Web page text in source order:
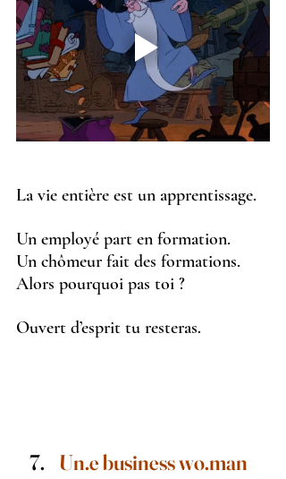
La vie entière est un apprentissage.
Un employé part en formation.
Un chômeur fait des formations.
Alors pourquoi pas toi ?
Ouvert d’esprit tu resteras.
Un.e business wo.man